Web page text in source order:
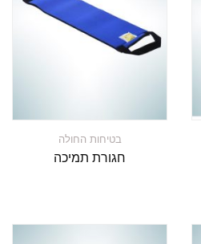
בטיחות החולה
חגורת תמיכה